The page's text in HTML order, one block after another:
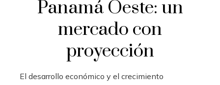
Panamá Oeste: un
mercado con
proyección
El desarrollo económico y el crecimiento